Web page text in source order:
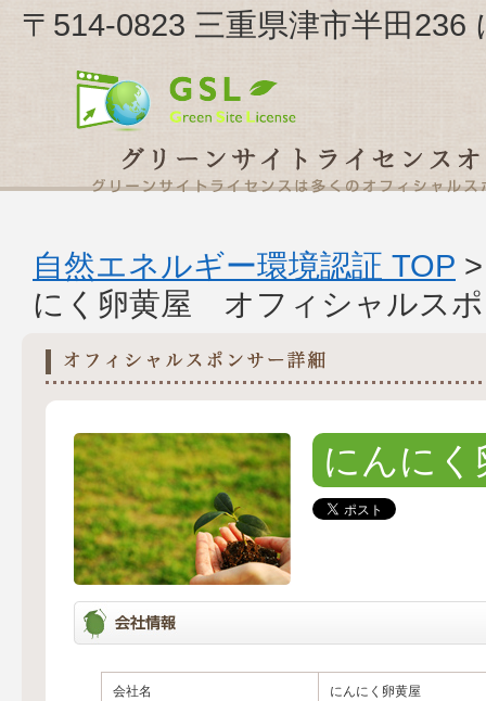
〒514-0823 三重県津市半田236
自然エネルギー環境認証 TOP
にく卵黄屋 オフィシャルス
にんにく
会社名 にんにく卵黄屋